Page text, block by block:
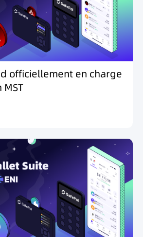
officiellement en charge